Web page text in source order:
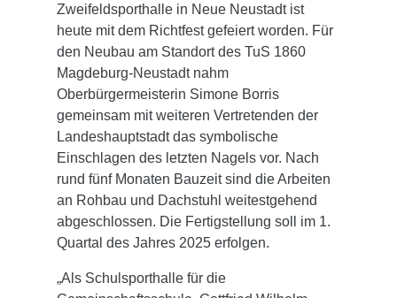
Zweifeldsporthalle in Neue Neustadt ist
heute mit dem Richtfest gefeiert worden. Für
den Neubau am Standort des TuS 1860
Magdeburg-Neustadt nahm
Oberbürgermeisterin Simone Borris
gemeinsam mit weiteren Vertretenden der
Landeshauptstadt das symbolische
Einschlagen des letzten Nagels vor. Nach
rund fünf Monaten Bauzeit sind die Arbeiten
an Rohbau und Dachstuhl weitestgehend
abgeschlossen. Die Fertigstellung soll im 1.
Quartal des Jahres 2025 erfolgen.
„Als Schulsporthalle für die